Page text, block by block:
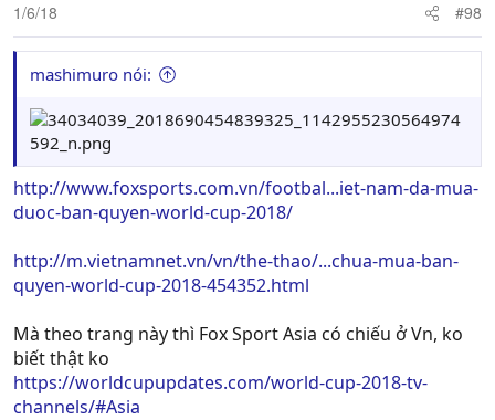
1/6/18 #98
mashimuro nói:
http://www.foxsports.com.vn/footbal...iet-nam-da-mua-
duoc-ban-quyen-world-cup-2018/
http://m.vietnamnet.vn/vn/the-thao/...chua-mua-ban-
quyen-world-cup-2018-454352.html
Mà theo trang này thì Fox Sport Asia có chiếu ở Vn, ko
biết thật ko
https://worldcupupdates.com/world-cup-2018-tv-
channels/#Asia